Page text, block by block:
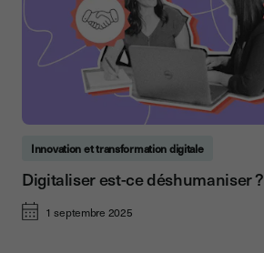
Innovation et transformation digitale
Digitaliser est-ce déshumaniser ?
1 septembre 2025